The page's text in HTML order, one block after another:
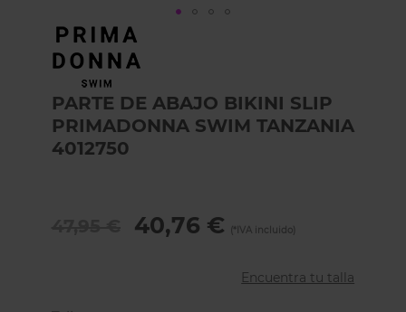
PARTE DE ABAJO BIKINI SLIP
PRIMADONNA SWIM TANZANIA
4012750
40,76 €
Encuentra tu talla
images
gallery